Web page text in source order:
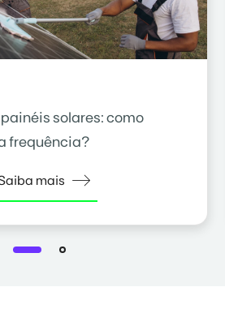
solares: como
frequência?
mais